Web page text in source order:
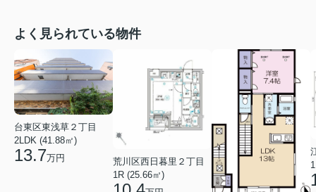
よく見られている物件
台東区東浅草２丁目
2LDK (41.88㎡)
13.7万円
荒川区西日暮里２丁目
1R (25.66㎡)